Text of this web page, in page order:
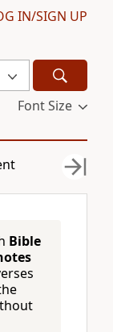
IN/SIGN UP
Font Size
Bible